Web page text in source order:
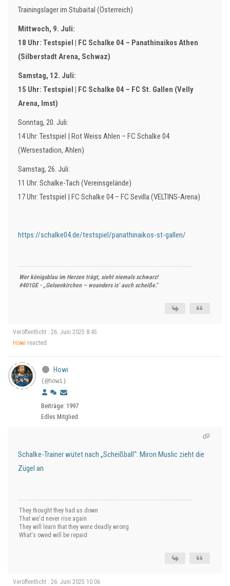
Trainingslager im Stubaital (Österreich)
Mittwoch, 9. Juli:
18 Uhr: Testspiel | FC Schalke 04 – Panathinaikos Athen
(Silberstadt Arena, Schwaz)
Samstag, 12. Juli:
15 Uhr: Testspiel | FC Schalke 04 – FC St. Gallen (Velly
Arena, Imst)
Sonntag, 20. Juli:
14 Uhr: Testspiel | Rot Weiss Ahlen – FC Schalke 04
(Wersestadion, Ahlen)
Samstag, 26. Juli:
11 Uhr: Schalke-Tach (Vereinsgelände)
17 Uhr: Testspiel | FC Schalke 04 – FC Sevilla (VELTINS-Arena)
https://schalke04.de/testspiel/panathinaikos-st-gallen/
Wer königsblau im Herzen trägt, sieht niemals schwarz!
#401GE - „Gelsenkirchen – woanders is’ auch scheiße.“
Veröffentlicht : 26. Juni 2025 8:45
Howi reacted
Howi
(@howi)
Beiträge: 1997
Edles Mitglied
Schalke-Trainer wütet nach „Scheißball“: Miron Muslic zieht die
Zügel an
They thought they had us down
That we'd never rise again
They will learn that they were deadly wrong
What's owed will be repaid
Veröffentlicht : 26. Juni 2025 10:06